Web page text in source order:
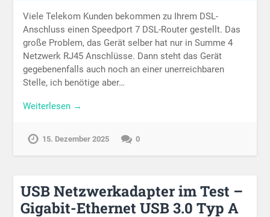
Viele Telekom Kunden bekommen zu Ihrem DSL-
Anschluss einen Speedport 7 DSL-Router gestellt. Das
große Problem, das Gerät selber hat nur in Summe 4
Netzwerk RJ45 Anschlüsse. Dann steht das Gerät
gegebenenfalls auch noch an einer unerreichbaren
Stelle, ich benötige aber…
Weiterlesen →
15. Dezember 2025 0
USB Netzwerkadapter im Test –
Gigabit-Ethernet USB 3.0 Typ A